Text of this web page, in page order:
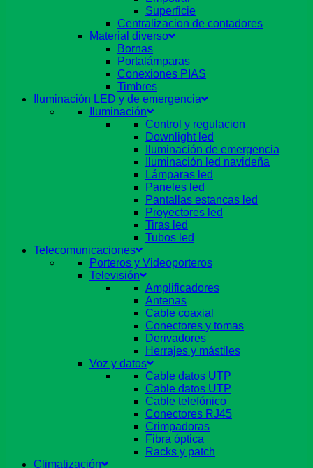
Superficie
Centralizacion de contadores
Material diverso
Bornas
Portalámparas
Conexiones PIAS
Timbres
Iluminación LED y de emergencia
Iluminación
Control y regulacion
Downlight led
Iluminación de emergencia
Iluminación led navideña
Lámparas led
Paneles led
Pantallas estancas led
Proyectores led
Tiras led
Tubos led
Telecomunicaciones
Porteros y Videoporteros
Televisión
Amplificadores
Antenas
Cable coaxial
Conectores y tomas
Derivadores
Herrajes y mástiles
Voz y datos
Cable datos UTP
Cable datos UTP
Cable telefónico
Conectores RJ45
Crimpadoras
Fibra óptica
Racks y patch
Climatización